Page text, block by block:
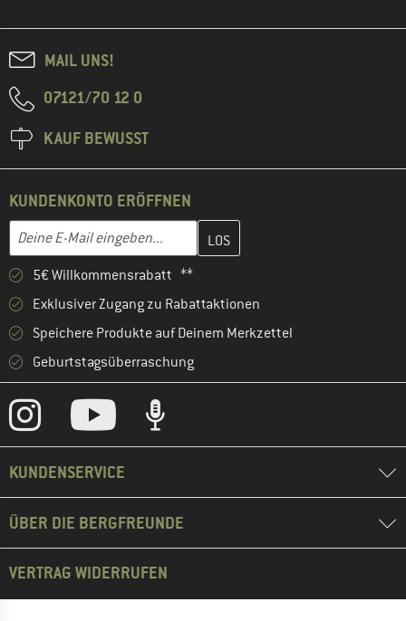
MAIL UNS!
07121/70 12 0
KAUF BEWUSST
KUNDENKONTO ERÖFFNEN
E-Mail-Adresse
Gib hier deine E-Mail-Adresse ein und erstelle im nächsten
5€ Willkommensrabatt **
Exklusiver Zugang zu Rabattaktionen
Speichere Produkte auf Deinem Merkzettel
Geburtstagsüberraschung
KUNDENSERVICE
ÜBER DIE BERGFREUNDE
VERTRAG WIDERRUFEN